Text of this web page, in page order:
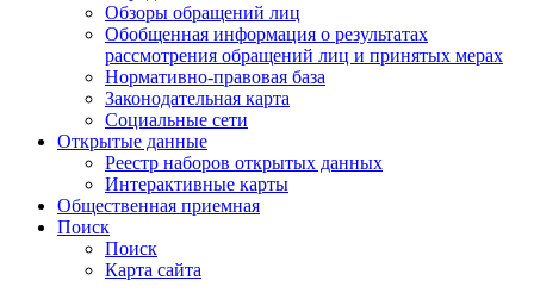
Обзоры обращений лиц
Обобщенная информация о результатах
рассмотрения обращений лиц и принятых мерах
Нормативно-правовая база
Законодательная карта
Социальные сети
Открытые данные
Реестр наборов открытых данных
Интерактивные карты
Общественная приемная
Поиск
Поиск
Карта сайта